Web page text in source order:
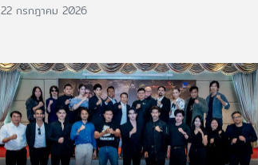
22 กรกฎาคม 2026